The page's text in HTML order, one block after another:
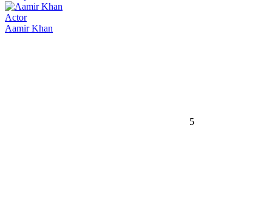
Actor
Aamir Khan
5